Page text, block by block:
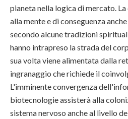
pianeta nella logica di mercato.
alla mente e di conseguenza
secondo alcune tradizioni
hanno intrapreso la strada del
sua volta viene alimentata dalla
ingranaggio che richiede il
L'imminente convergenza
biotecnologie assisterà alla
sistema nervoso anche al livello